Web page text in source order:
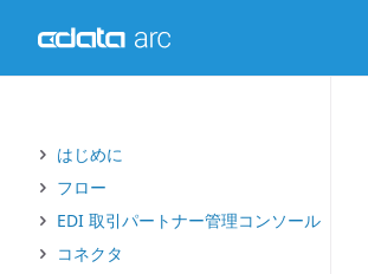
はじめに
フロー
EDI 取引パートナー管理コンソール
コネクタ